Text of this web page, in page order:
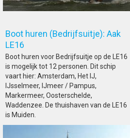
Boot huren (Bedrijfsuitje): Aak
LE16
Boot huren voor Bedrijfsuitje op de LE16
is mogelijk tot 12 personen. Dit schip
vaart hier: Amsterdam, Het IJ,
IJsselmeer, IJmeer / Pampus,
Markermeer, Oosterschelde,
Waddenzee. De thuishaven van de LE16
is Muiden.